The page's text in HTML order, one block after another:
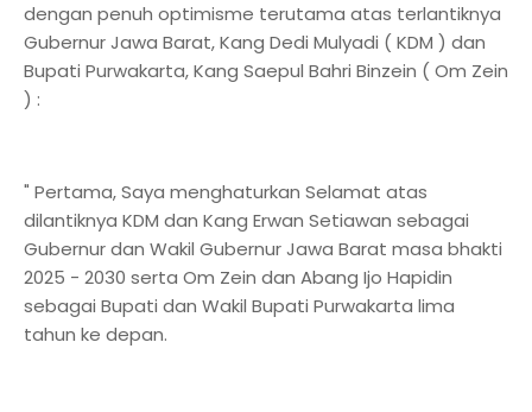
dengan penuh optimisme terutama atas terlantiknya
Gubernur Jawa Barat, Kang Dedi Mulyadi ( KDM ) dan
Bupati Purwakarta, Kang Saepul Bahri Binzein ( Om Zein
) :
" Pertama, Saya menghaturkan Selamat atas
dilantiknya KDM dan Kang Erwan Setiawan sebagai
Gubernur dan Wakil Gubernur Jawa Barat masa bhakti
2025 - 2030 serta Om Zein dan Abang Ijo Hapidin
sebagai Bupati dan Wakil Bupati Purwakarta lima
tahun ke depan.